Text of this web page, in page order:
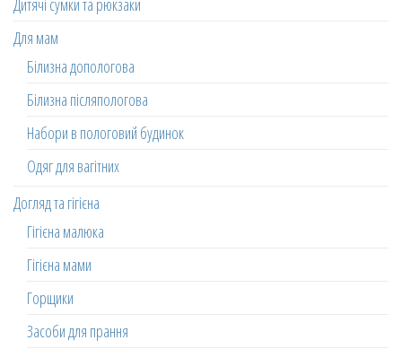
Дитячі сумки та рюкзаки
Для мам
Білизна допологова
Білизна післяпологова
Набори в пологовий будинок
Одяг для вагітних
Догляд та гігієна
Гігієна малюка
Гігієна мами
Горщики
Засоби для прання